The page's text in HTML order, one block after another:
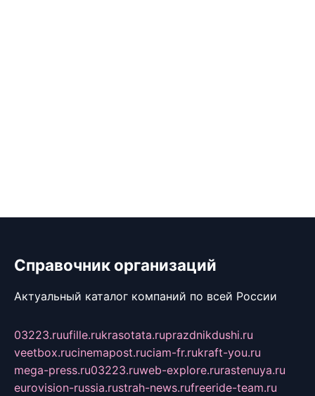
Справочник организаций
Актуальный каталог компаний по всей России
03223.ruufille.rukrasotata.ruprazdnikdushi.ru
veetbox.rucinemapost.ruciam-fr.rukraft-you.ru
mega-press.ru03223.ruweb-explore.rurastenuya.ru
eurovision-russia.rustrah-news.rufreeride-team.ru